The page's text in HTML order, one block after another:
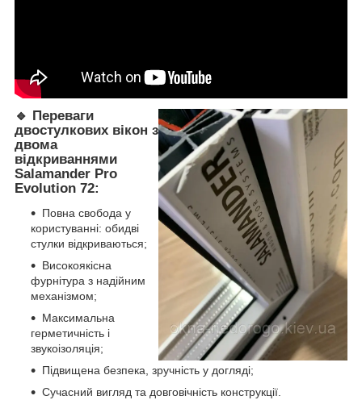
🔹 Переваги
двостулкових вікон з
двома
відкриваннями
Salamander Pro
Evolution 72:
Повна свобода у
користуванні: обидві
стулки відкриваються;
Високоякісна
фурнітура з надійним
механізмом;
Максимальна
герметичність і
звукоізоляція;
Підвищена безпека, зручність у догляді;
Сучасний вигляд та довговічність конструкції.